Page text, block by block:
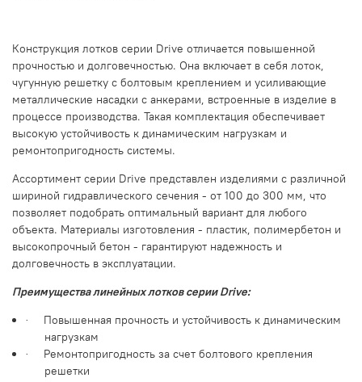
Конструкция лотков серии Drive отличается повышенной
прочностью и долговечностью. Она включает в себя лоток,
чугунную решетку с болтовым креплением и усиливающие
металлические насадки с анкерами, встроенные в изделие в
процессе производства. Такая комплектация обеспечивает
высокую устойчивость к динамическим нагрузкам и
ремонтопригодность системы.
Ассортимент серии Drive представлен изделиями с различной
шириной гидравлического сечения - от 100 до 300 мм, что
позволяет подобрать оптимальный вариант для любого
объекта. Материалы изготовления - пластик, полимербетон и
высокопрочный бетон - гарантируют надежность и
долговечность в эксплуатации.
Преимущества линейных лотков серии Drive:
·
Повышенная прочность и устойчивость к динамическим
нагрузкам
·
Ремонтопригодность за счет болтового крепления
решетки